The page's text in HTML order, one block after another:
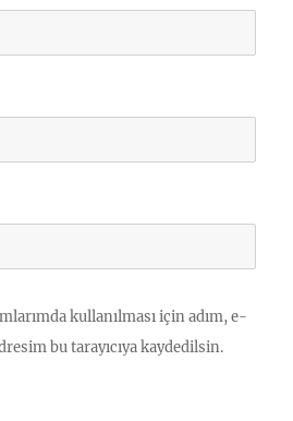
kullanılması için adım, e-
bu tarayıcıya kaydedilsin.